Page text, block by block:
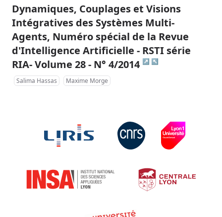
Dynamiques, Couplages et Visions
Intégratives des Systèmes Multi-
Agents, Numéro spécial de la Revue
d'Intelligence Artificielle - RSTI série
RIA- Volume 28 - N° 4/2014 ↗ ↖
Salima Hassas Maxime Morge